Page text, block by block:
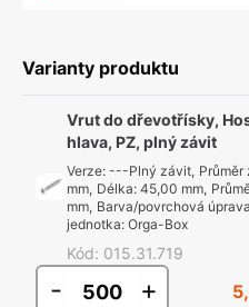
Varianty produktu
Vrut do dřevotřísky,
hlava, PZ, plný závit
Verze: ---Plný závit, Průměr
mm, Délka: 45,00 mm,
mm, Barva/povrchová úprava
jednotka: Orga-Box
Kód: 015.31.719
- +